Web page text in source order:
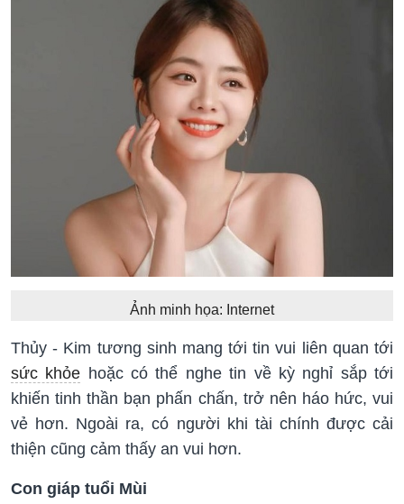
Ảnh minh họa: Internet
Thủy - Kim tương sinh mang tới tin vui liên quan tới
sức khỏe hoặc có thể nghe tin về kỳ nghỉ sắp tới
khiến tinh thần bạn phấn chấn, trở nên háo hức, vui
vẻ hơn. Ngoài ra, có người khi tài chính được cải
thiện cũng cảm thấy an vui hơn.
Con giáp tuổi Mùi